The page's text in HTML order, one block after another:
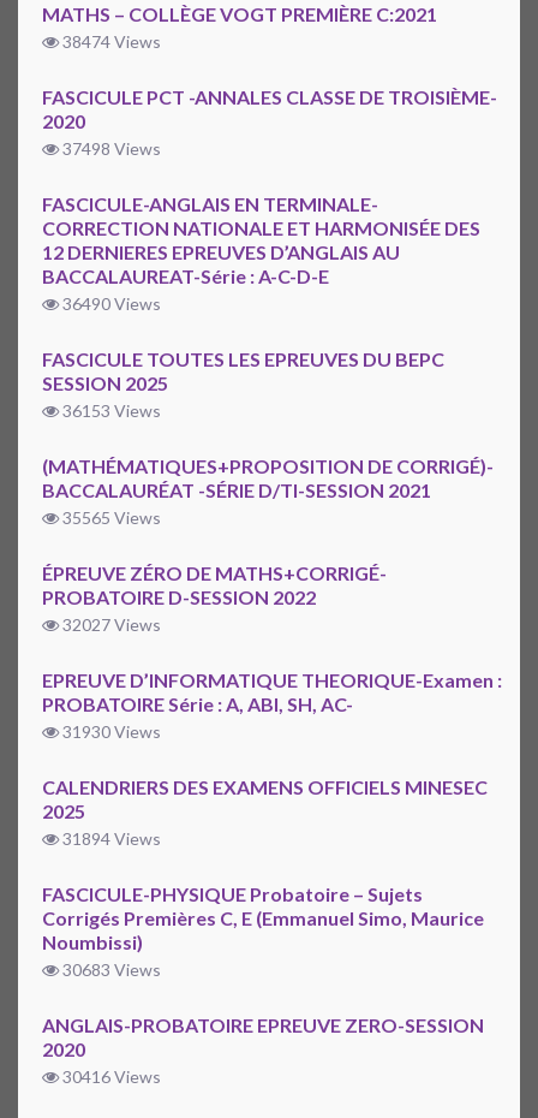
MATHS – COLLÈGE VOGT PREMIÈRE C:2021
38474 Views
FASCICULE PCT -ANNALES CLASSE DE TROISIÈME-
2020
37498 Views
FASCICULE-ANGLAIS EN TERMINALE-
CORRECTION NATIONALE ET HARMONISÉE DES
12 DERNIERES EPREUVES D’ANGLAIS AU
BACCALAUREAT-Série : A-C-D-E
36490 Views
FASCICULE TOUTES LES EPREUVES DU BEPC
SESSION 2025
36153 Views
(MATHÉMATIQUES+PROPOSITION DE CORRIGÉ)-
BACCALAURÉAT -SÉRIE D/TI-SESSION 2021
35565 Views
ÉPREUVE ZÉRO DE MATHS+CORRIGÉ-
PROBATOIRE D-SESSION 2022
32027 Views
EPREUVE D’INFORMATIQUE THEORIQUE-Examen :
PROBATOIRE Série : A, ABI, SH, AC-
31930 Views
CALENDRIERS DES EXAMENS OFFICIELS MINESEC
2025
31894 Views
FASCICULE-PHYSIQUE Probatoire – Sujets
Corrigés Premières C, E (Emmanuel Simo, Maurice
Noumbissi)
30683 Views
ANGLAIS-PROBATOIRE EPREUVE ZERO-SESSION
2020
30416 Views